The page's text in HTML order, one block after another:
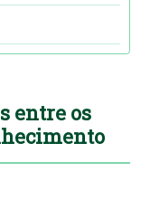
entre os